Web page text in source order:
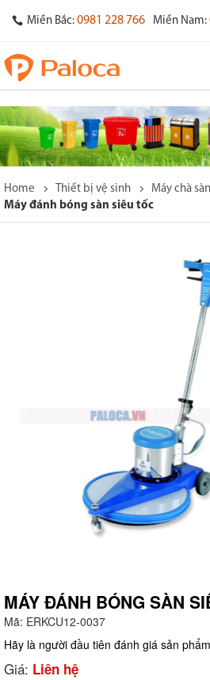
Miền Bắc: 0981 228 766 Miền Nam:
Home Thiết bị vệ sinh
Máy chà
Máy đánh bóng sàn siêu tốc
MÁY ĐÁNH BÓNG SÀN
Mã: ERKCU12-0037
Hãy là người đầu tiên đánh giá sản
Giá: Liên hệ